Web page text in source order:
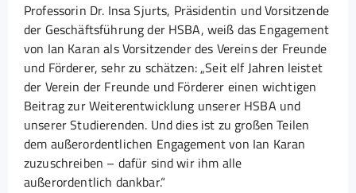
Professorin Dr. Insa Sjurts, Präsidentin und Vorsitzende
der Geschäftsführung der HSBA, weiß das Engagement
von Ian Karan als Vorsitzender des Vereins der Freunde
und Förderer, sehr zu schätzen: „Seit elf Jahren leistet
der Verein der Freunde und Förderer einen wichtigen
Beitrag zur Weiterentwicklung unserer HSBA und
unserer Studierenden. Und dies ist zu großen Teilen
dem außerordentlichen Engagement von Ian Karan
zuzuschreiben – dafür sind wir ihm alle
außerordentlich dankbar.“